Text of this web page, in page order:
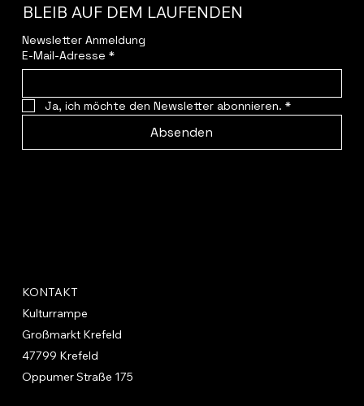
BLEIB AUF DEM LAUFENDEN
Newsletter Anmeldung
E-Mail-Adresse *
Ja, ich möchte den Newsletter abonnieren. *
Absenden
KONTAKT
Kulturrampe
Großmarkt Krefeld
Oppumer Straße 175
47799 Krefeld